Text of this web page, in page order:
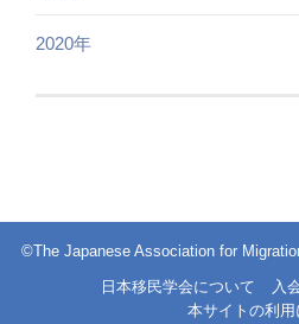
2020年
©The Japanese Association for
日本移民学会について
入
本サイトの利用